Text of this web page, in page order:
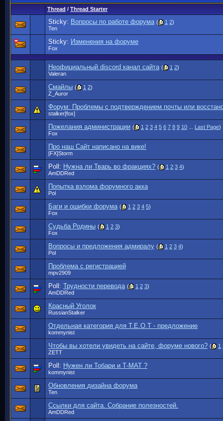
Thread / Thread Starter
Sticky: Вопросы по работе форума ( 1 2)
Ten
Sticky: Изменения на форуме
Fox
Неофициальный discord канал сайта ( 1 2)
Valeran
Смайлы ( 1 2)
Z_Auror
Форум: Проблемы с подтверждением почты или
stalker[fox]
Пожелания администрации ( 1 2 3 4 5 6 7 8 9 10 Last Page)
Fox
Про наш Сайт написано на вике!
[FX]Storm
Poll: Нужна ли Тварь во фракциях? ( 1 2 3 4)
AmDDRed
Попытка взлома форумного акка
Pol
Баги и ошибки форума ( 1 2 3 4 5)
Fox
Судьба Родины ( 1 2 3)
Fox
Вопросы и предложения адмиралу ( 1 2 3 4)
Pol
Проблема с регистрацией
mpv2909
Poll: Трудности перевода ( 1 2 3)
AmDDRed
Красный Уголок
RussianStalker
Отдельная категория для Т.Е.О.Т - предложение
kommynist
Чтобы вы хотели увидеть на сайте, форуме нового? ( 1
ZETT
Poll: Нужен ли Тобари и Т-МАТ ?
kommynist
Обновления дизайна форума
Ten
Ссылки для сайта. Собрание полезностей.
AmDDRed